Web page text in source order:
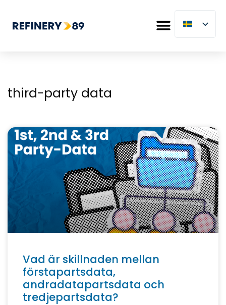
third-party data
Vad är skillnaden mellan
förstapartsdata,
andradatapartsdata och
tredjepartsdata?